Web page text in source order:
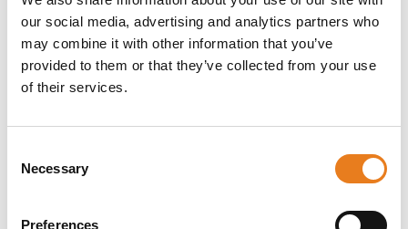
our social media, advertising and analytics partners who
may combine it with other information that you’ve
provided to them or that they’ve collected from your use
of their services.
Selection
Necessary
Preferences
e, tramite API JSON basate su standard, si
integrano bene con software di terze parti.
L’access point Wi-Fi Xirrus XD4-240 con
Bluetooth Low Energy (BLE) è pronto per
funzionalità avanzate come i servizi di
Gli access point Wi-Fi a doppia radio Xirrus
XD4 sono ricchi di prestazioni e supportano le
disposizione fino a quattro volte la capacità Wi-